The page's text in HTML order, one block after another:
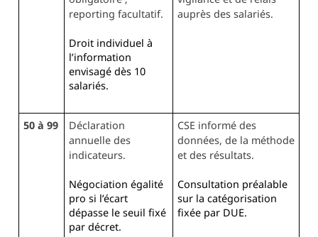
reporting facultatif.
Droit individuel à
l’information
envisagé dès 10
salariés.
auprès des salariés.
50 à 99
Déclaration
annuelle des
indicateurs.
Négociation égalité
pro si l’écart
dépasse le seuil fixé
par décret.
CSE informé des
données, de la méthode
et des résultats.
Consultation préalable
sur la catégorisation
fixée par DUE.